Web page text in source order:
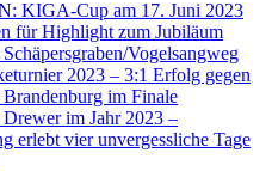
KIGA-Cup am 17. Juni 2023
für Highlight zum Jubiläum
Vogelsangweg
2023 – 3:1 Erfolg gegen
im Finale
im Jahr 2023 –
erlebt vier unvergessliche Tage